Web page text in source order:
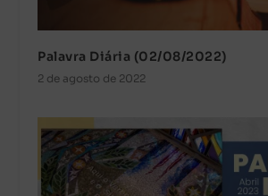
Palavra Diária (02/08/2022)
2 de agosto de 2022